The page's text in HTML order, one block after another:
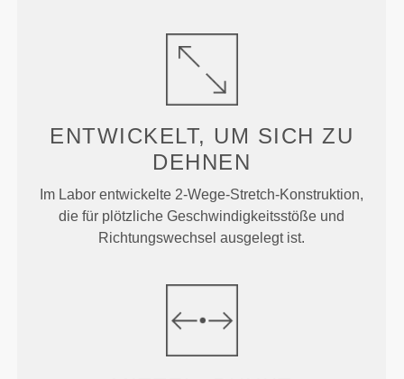
ENTWICKELT, UM SICH ZU
DEHNEN
Im Labor entwickelte 2-Wege-Stretch-Konstruktion,
die für plötzliche Geschwindigkeitsstöße und
Richtungswechsel ausgelegt ist.